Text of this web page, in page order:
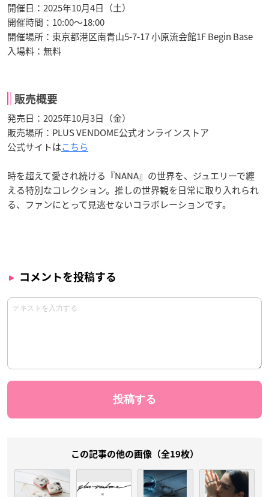
開催日：2025年10月4日（土）
開催時間：10:00～18:00
開催場所：東京都港区南青山5-7-17 小原流会館1F Begin Base
入場料：無料
販売概要
発売日：2025年10月3日（金）
販売場所：PLUS VENDOME公式オンラインストア
公式サイトはこちら
時を超えて愛され続ける『NANA』の世界を、ジュエリーで纏
える特別なコレクション。推しの世界観を日常に取り入れられ
る、ファンにとって見逃せないコラボレーションです。
コメントを投稿する
この記事の他の画像（全19枚）